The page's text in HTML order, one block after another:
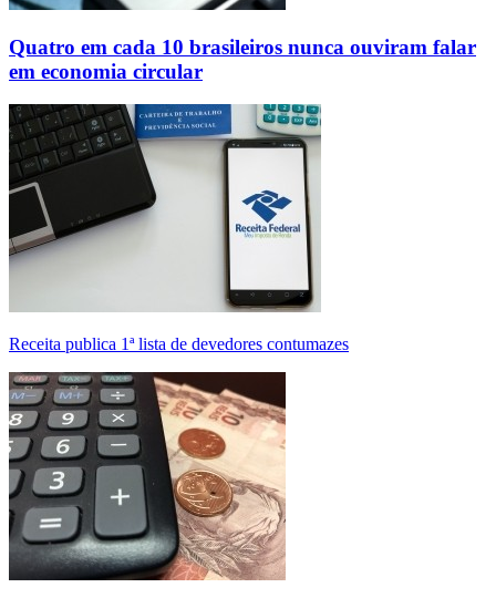
Quatro em cada 10 brasileiros nunca ouviram falar
em economia circular
Receita publica 1ª lista de devedores contumazes